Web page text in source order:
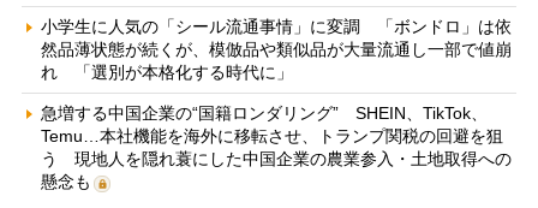
小学生に人気の「シール流通事情」に変調 「ボンドロ」は依
然品薄状態が続くが、模倣品や類似品が大量流通し一部で値崩
れ 「選別が本格化する時代に」
急増する中国企業の“国籍ロンダリング” SHEIN、TikTok、
Temu…本社機能を海外に移転させ、トランプ関税の回避を狙
う 現地人を隠れ蓑にした中国企業の農業参入・土地取得への
懸念も